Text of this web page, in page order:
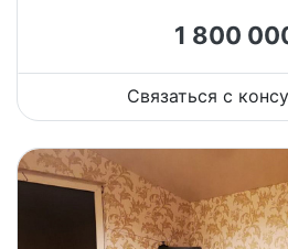
1 800
Связаться с